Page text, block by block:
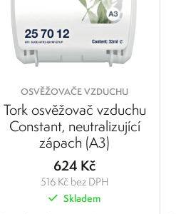
OSVĚŽOVAČE VZDUCHU
Tork osvěžovač vzduchu
Constant, neutralizující
zápach (A3)
624 Kč
516 Kč bez DPH
Skladem